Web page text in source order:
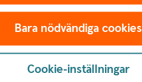
Bara nödvändiga cookies
Cookie-inställningar